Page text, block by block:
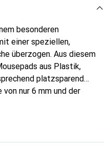
besonderen
einer speziellen,
überzogen. Aus diesem
aus Plastik,
platzsparend
nur 6 mm und der
Version ist in der